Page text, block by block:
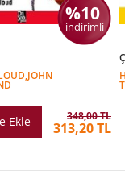
%10
indirimli
Ekle 348,00 TL
313,20 TL